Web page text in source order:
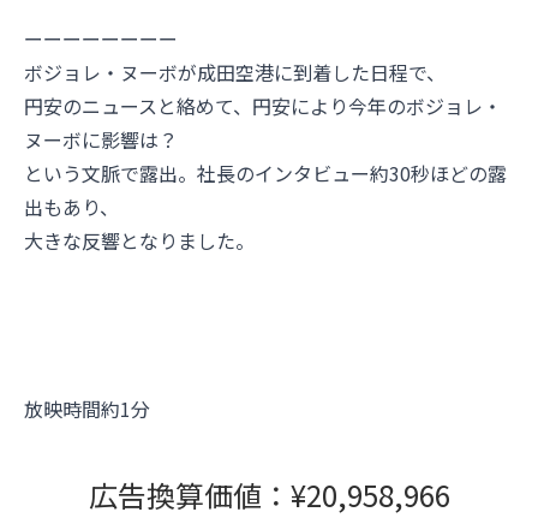
ーーーーーーーー
ボジョレ・ヌーボが成田空港に到着した日程で、
円安のニュースと絡めて、円安により今年のボジョレ・
ヌーボに影響は？
という文脈で露出。 社長のインタビュー約30秒ほどの露
出もあり、
大きな反響となりました。
放映時間約1分
広告換算価値：¥20,958,966